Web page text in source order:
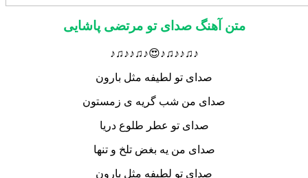
متن آهنگ صدای تو مرتضی پاشایی
♪♫♪♪♫♪😍♪♫♪♪♫♪
صدای تو لطیفه مثل بارون
صدای من شب گریه ی زمستون
صدای تو عطر طلوع دریا
صدای من یه بغض تلخ و تنها
صدای تو لطیفه مثل بارون